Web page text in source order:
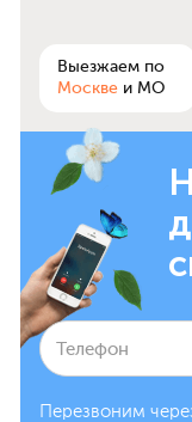
Выезжаем по
Москве и МО
Перезвоним